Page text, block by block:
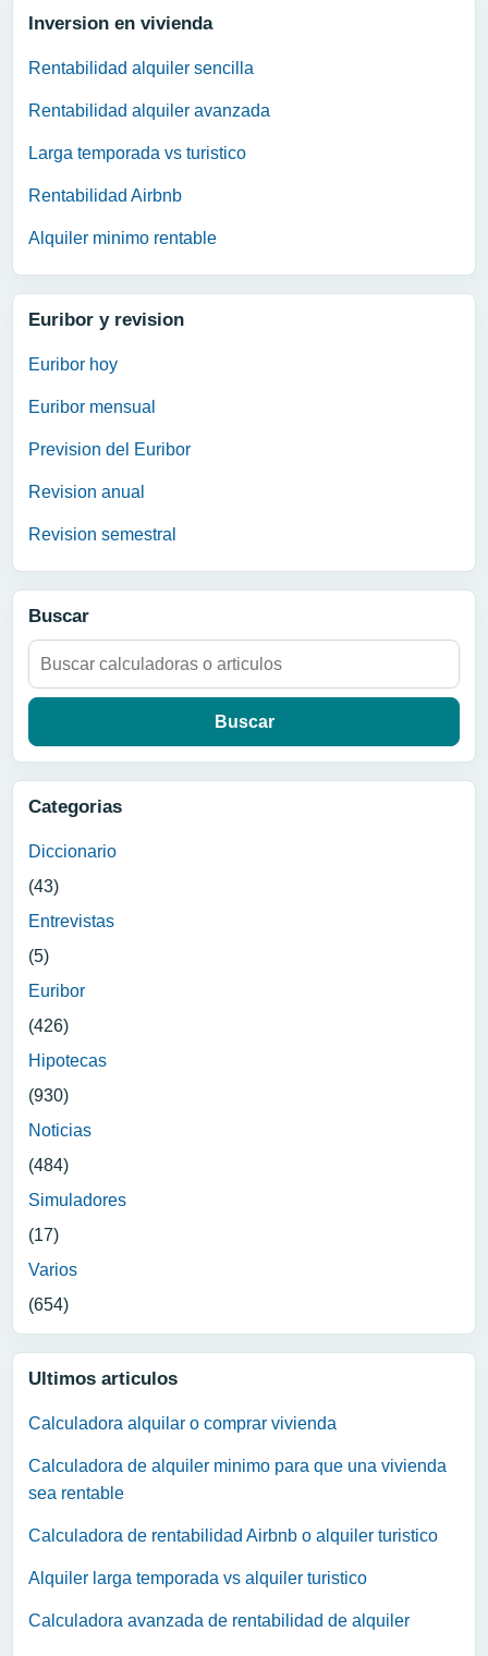
Inversion en vivienda
Rentabilidad alquiler sencilla
Rentabilidad alquiler avanzada
Larga temporada vs turistico
Rentabilidad Airbnb
Alquiler minimo rentable
Euribor y revision
Euribor hoy
Euribor mensual
Prevision del Euribor
Revision anual
Revision semestral
Buscar
Buscar:
Categorias
Diccionario
(43)
Entrevistas
(5)
Euribor
(426)
Hipotecas
(930)
Noticias
(484)
Simuladores
(17)
Varios
(654)
Ultimos articulos
Calculadora alquilar o comprar vivienda
Calculadora de alquiler minimo para que una vivienda
sea rentable
Calculadora de rentabilidad Airbnb o alquiler turistico
Alquiler larga temporada vs alquiler turistico
Calculadora avanzada de rentabilidad de alquiler